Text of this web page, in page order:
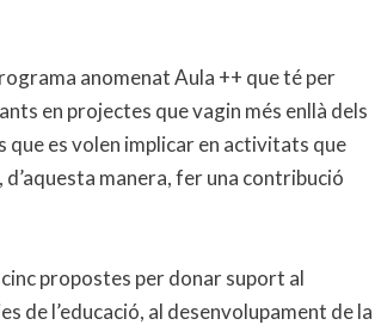
anomenat Aula ++ que té per
en projectes que vagin més enllà dels
que es volen implicar en activitats que
manera, fer una contribució
propostes per donar suport al
de l’educació, al desenvolupament de la